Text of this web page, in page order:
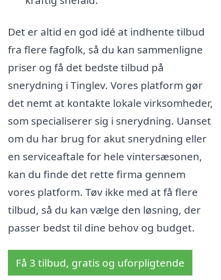
Det er altid en god idé at indhente tilbud
fra flere fagfolk, så du kan sammenligne
priser og få det bedste tilbud på
snerydning i Tinglev. Vores platform gør
det nemt at kontakte lokale virksomheder,
som specialiserer sig i snerydning. Uanset
om du har brug for akut snerydning eller
en serviceaftale for hele vintersæsonen,
kan du finde det rette firma gennem
vores platform. Tøv ikke med at få flere
tilbud, så du kan vælge den løsning, der
passer bedst til dine behov og budget.
Få 3 tilbud, gratis og uforpligtende